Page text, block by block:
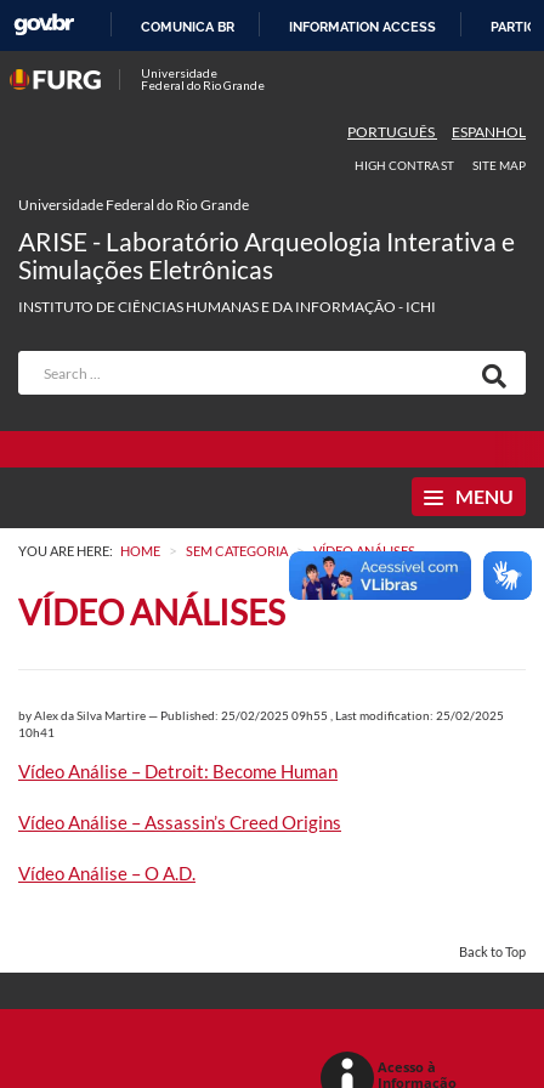
COMUNICA BR INFORMATION ACCESS
Universidade
Federal do Rio Grande
PORTUGUÊS ESPANHOL
HIGH CONTRAST SITE MAP
Universidade Federal do Rio Grande
ARISE - Laboratório Arqueologia Interativa e
Simulações Eletrônicas
INSTITUTO DE CIÊNCIAS HUMANAS E DA INFORMAÇÃO - ICHI
MENU
YOU ARE HERE: HOME > SEM CATEGORIA > VÍDEO ANÁLISES
VÍDEO ANÁLISES
byAlex da Silva Martire— Published: 25/02/2025 09h55 Last modification: 25/02/2025
10h41
Vídeo Análise – Detroit: Become Human
Vídeo Análise – Assassin’s Creed Origins
Vídeo Análise – O A.D.
Back to Top